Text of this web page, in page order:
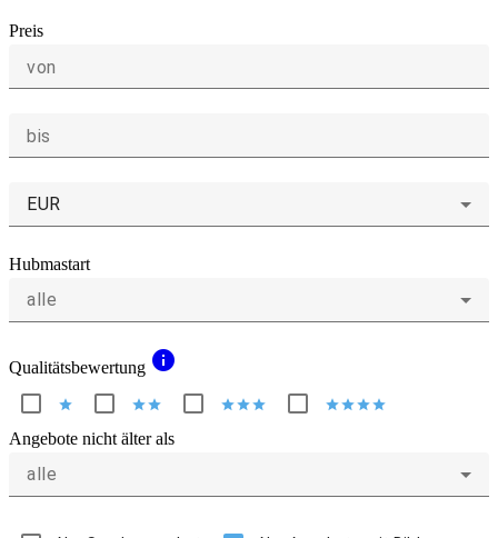
Preis
von
bis
EUR
Hubmastart
alle
Qualitätsbewertung info
star starstar starstarstar starstarstarstar
Angebote nicht älter als
alle